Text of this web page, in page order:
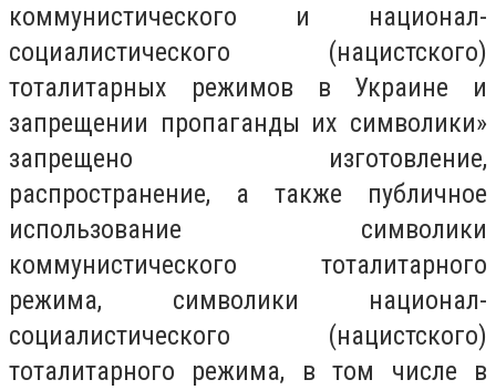
коммунистического и национал-
социалистического (нацистского)
тоталитарных режимов в Украине и
запрещении пропаганды их символики»
запрещено изготовление,
распространение, а также публичное
использование символики
коммунистического тоталитарного
режима, символики национал-
социалистического (нацистского)
тоталитарного режима, в том числе в